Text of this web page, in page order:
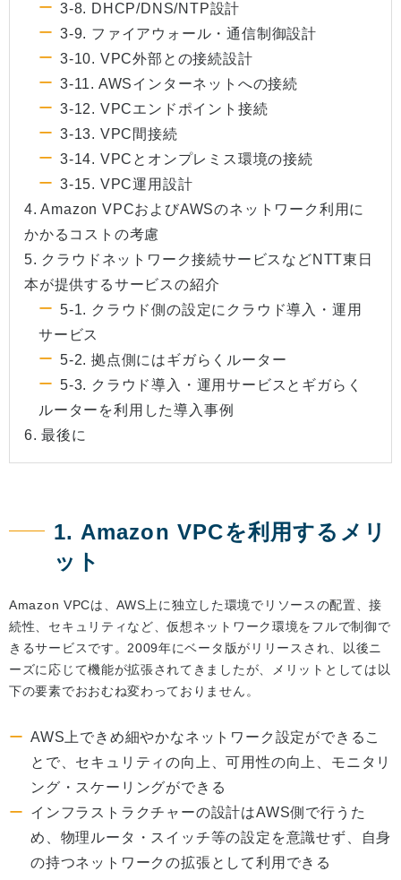
3-8. DHCP/DNS/NTP設計
3-9. ファイアウォール・通信制御設計
3-10. VPC外部との接続設計
3-11. AWSインターネットへの接続
3-12. VPCエンドポイント接続
3-13. VPC間接続
3-14. VPCとオンプレミス環境の接続
3-15. VPC運用設計
4. Amazon VPCおよびAWSのネットワーク利用に
かかるコストの考慮
5. クラウドネットワーク接続サービスなどNTT東日
本が提供するサービスの紹介
5-1. クラウド側の設定にクラウド導入・運用
サービス
5-2. 拠点側にはギガらくルーター
5-3. クラウド導入・運用サービスとギガらく
ルーターを利用した導入事例
6. 最後に
1. Amazon VPCを利用するメリ
ット
Amazon VPCは、AWS上に独立した環境でリソースの配置、接
続性、セキュリティなど、仮想ネットワーク環境をフルで制御で
きるサービスです。2009年にベータ版がリリースされ、以後ニ
ーズに応じて機能が拡張されてきましたが、メリットとしては以
下の要素でおおむね変わっておりません。
AWS上できめ細やかなネットワーク設定ができるこ
とで、セキュリティの向上、可用性の向上、モニタリ
ング・スケーリングができる
インフラストラクチャーの設計はAWS側で行うた
め、物理ルータ・スイッチ等の設定を意識せず、自身
の持つネットワークの拡張として利用できる